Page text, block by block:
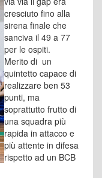
cresciuto fino alla
sirena finale che
sanciva il 49 a 77
per le ospiti.
Merito di un
quintetto capace di
realizzare ben 53
punti, ma
soprattutto frutto di
una squadra più
rapida in attacco e
più attente in difesa
rispetto ad un BCB